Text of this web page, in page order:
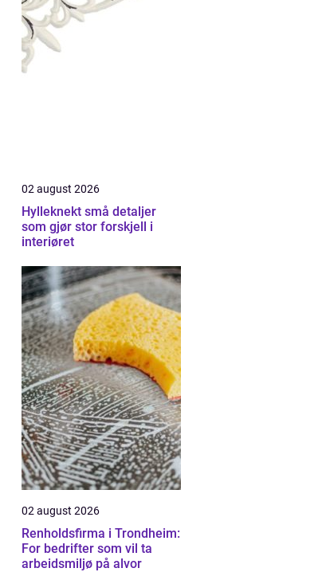
02 august 2026
Hylleknekt små detaljer
som gjør stor forskjell i
interiøret
02 august 2026
Renholdsfirma i Trondheim:
For bedrifter som vil ta
arbeidsmiljø på alvor